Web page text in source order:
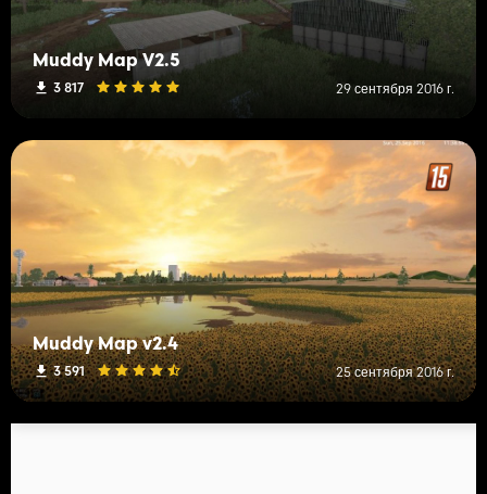
Muddy Map V2.5
3 817 29 сентября 2016 г.
Muddy Map v2.4
3 591 25 сентября 2016 г.